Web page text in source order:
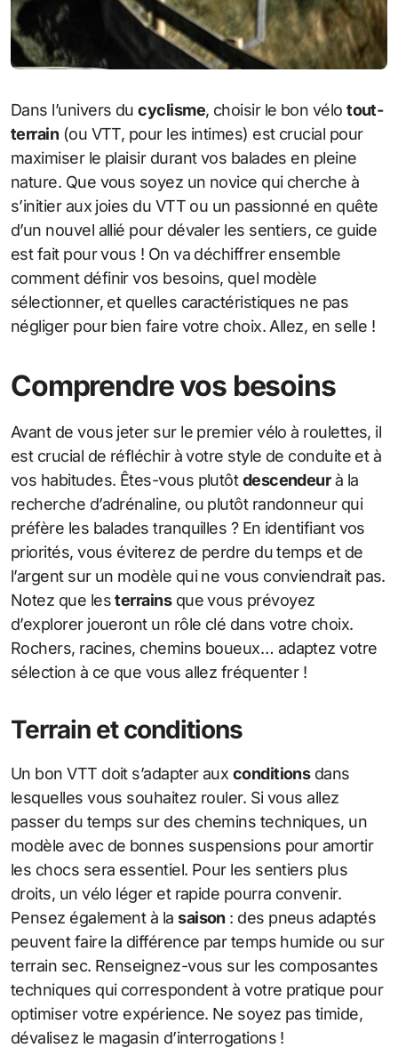
Dans l’univers ducyclisme, choisir le bon vélotout-
terrain (ou VTT, pour les intimes) est crucial pour
maximiser le plaisir durant vos balades en pleine
nature. Que vous soyez un novice qui cherche à
s’initier aux joies du VTT ou un passionné en quête
d’un nouvel allié pour dévaler les sentiers, ce guide
est fait pour vous ! On va déchiffrer ensemble
comment définir vos besoins, quel modèle
sélectionner, et quelles caractéristiques ne pas
négliger pour bien faire votre choix. Allez, en selle !
Comprendre vos besoins
Avant de vous jeter sur le premier vélo à roulettes, il
est crucial de réfléchir à votre style de conduite et à
vos habitudes. Êtes-vous plutôtdescendeurà la
recherche d’adrénaline, ou plutôt randonneur qui
préfère les balades tranquilles ? En identifiant vos
priorités, vous éviterez de perdre du temps et de
l’argent sur un modèle qui ne vous conviendrait pas.
Notez que lesterrainsque vous prévoyez
d’explorer joueront un rôle clé dans votre choix.
Rochers, racines, chemins boueux… adaptez votre
sélection à ce que vous allez fréquenter !
Terrain et conditions
Un bon VTT doit s’adapter aux conditionsdans
lesquelles vous souhaitez rouler. Si vous allez
passer du temps sur des chemins techniques, un
modèle avec de bonnes suspensions pour amortir
les chocs sera essentiel. Pour les sentiers plus
droits, un vélo léger et rapide pourra convenir.
Pensez également à lasaison : des pneus adaptés
peuvent faire la différence par temps humide ou sur
terrain sec. Renseignez-vous sur les composantes
techniques qui correspondent à votre pratique pour
optimiser votre expérience. Ne soyez pas timide,
dévalisez le magasin d’interrogations !